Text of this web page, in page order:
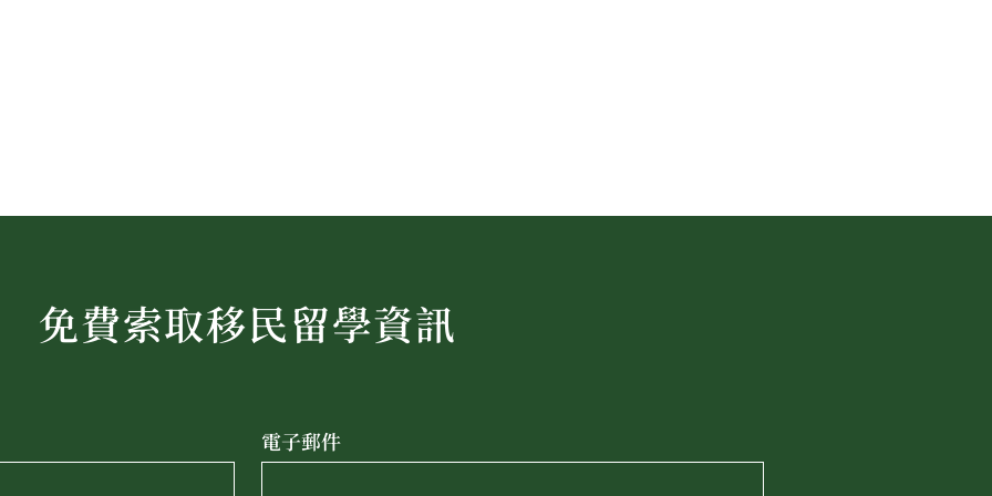
免費索取移民留學資訊
電子郵件